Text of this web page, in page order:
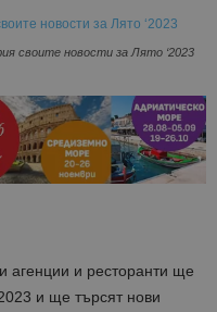
своите новости за Лято ‘2023
агенции и ресторанти ще
и ще търсят нови